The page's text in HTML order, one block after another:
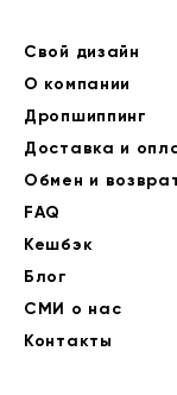
Свой дизайн
О компании
Дропшиппинг
Доставка и
Обмен и
FAQ
Кешбэк
Блог
СМИ о нас
Контакты